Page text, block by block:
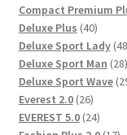
Compact Premium
Deluxe Plus 4040
Deluxe Sport Lady 48
Deluxe Sport Man 2828
Deluxe Sport Wave
Everest 2.0 2626
Produkte
EVEREST 5.0 2424